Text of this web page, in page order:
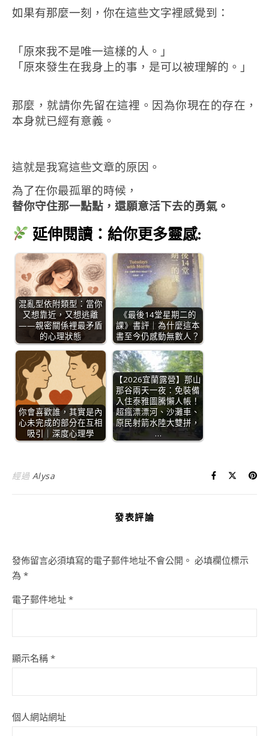
如果有那麼一刻，你在這些文字裡感覺到：
「原來我不是唯一這樣的人。」
「原來發生在我身上的事，是可以被理解的。」
那麼，就請你先留在這裡。 因為你現在的存在，
本身就已經有意義。
這就是我寫這些文章的原因。
為了在你最孤單的時候，
替你守住那一點點，還願意活下去的勇氣。
延伸閱讀：給你更多靈感:
混亂型依附類型：當你
又想靠近，又想逃離
——親密關係裡最矛盾
的心理狀態
《最後14堂星期二的
課》書評｜為什麼這本
書至今仍感動無數人？
你會喜歡誰，其實是內
心未完成的部分在互相
吸引｜深度心理學
【2026宜蘭露營】那山
那谷兩天一夜：免裝備
入住泰雅圖騰懶人帳！
超瘋漂漂河、沙灘車、
原民射箭水陸大雙拼，
…
經過 Alysa
發表評論
發佈留言必須填寫的電子郵件地址不會公開。 必填欄位標示
為 *
電子郵件地址 *
顯示名稱 *
個人網站網址